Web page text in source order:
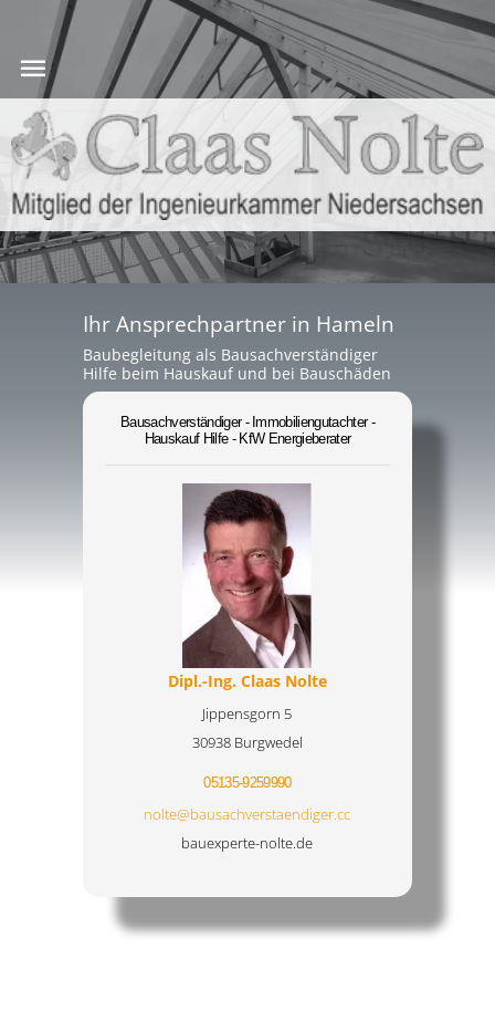
Ihr Ansprechpartner in Hameln
Baubegleitung als Bausachverständiger
Hilfe beim Hauskauf und bei Bauschäden
Bausachverständiger - Immobiliengutachter -
Hauskauf Hilfe - KfW Energieberater
Dipl.-Ing. Claas Nolte
Jippensgorn 5
30938 Burgwedel
05135-9259990
nolte@bausachverstaendiger.cc
bauexperte-nolte.de